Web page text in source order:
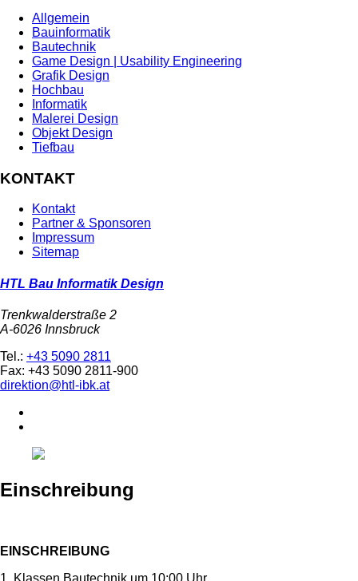
Allgemein
Bauinformatik
Bautechnik
Game Design | Usability Engineering
Grafik Design
Hochbau
Informatik
Malerei Design
Objekt Design
Tiefbau
KONTAKT
Kontakt
Partner & Sponsoren
Impressum
Sitemap
HTL Bau Informatik Design
Trenkwalderstraße 2
A-6026 Innsbruck
Tel.: +43 5090 2811
Fax: +43 5090 2811-900
direktion@htl-ibk.at
Einschreibung
EINSCHREIBUNG
1. Klassen Bautechnik um 10:00 Uhr